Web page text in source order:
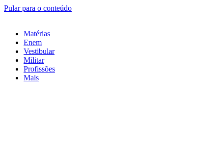
Pular para o conteúdo
Matérias
Enem
Vestibular
Militar
Profissões
Mais